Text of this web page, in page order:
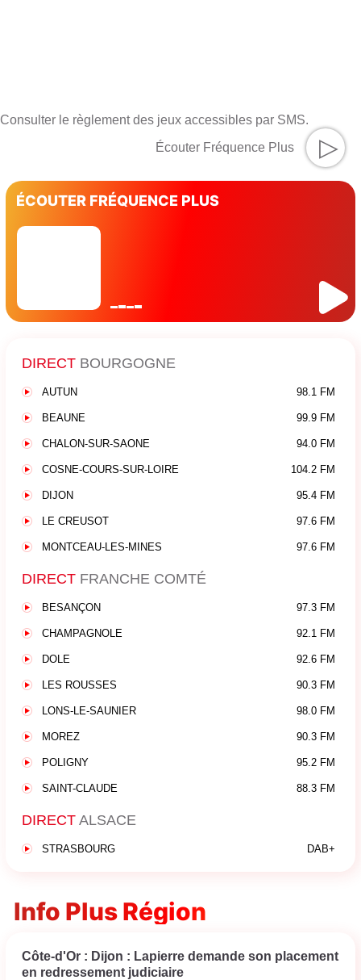
Consulter le règlement des jeux accessibles par SMS.
▷
Écouter Fréquence Plus
ÉCOUTER FRÉQUENCE PLUS
DIRECT BOURGOGNE
AUTUN 98.1 FM
BEAUNE 99.9 FM
CHALON-SUR-SAONE 94.0 FM
COSNE-COURS-SUR-LOIRE 104.2 FM
DIJON 95.4 FM
LE CREUSOT 97.6 FM
MONTCEAU-LES-MINES 97.6 FM
DIRECT FRANCHE COMTÉ
BESANÇON 97.3 FM
CHAMPAGNOLE 92.1 FM
DOLE 92.6 FM
LES ROUSSES 90.3 FM
LONS-LE-SAUNIER 98.0 FM
MOREZ 90.3 FM
POLIGNY 95.2 FM
SAINT-CLAUDE 88.3 FM
DIRECT ALSACE
STRASBOURG DAB+
Info Plus Région
Côte-d'Or : Dijon : Lapierre demande son placement
en redressement judiciaire